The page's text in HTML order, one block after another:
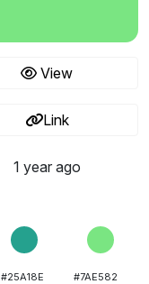
View
Link
1 year ago
#25A18E #7AE582